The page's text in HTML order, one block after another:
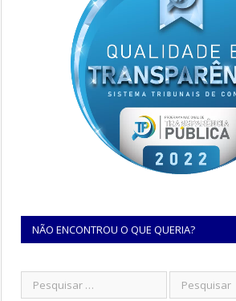
NÃO ENCONTROU O QUE QUERIA?